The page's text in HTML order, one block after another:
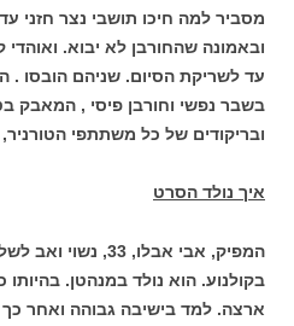
מסביר למה חיכו תושבי נצר חזני
ובאמונה שהחורבן לא יבוא. ואוהדי
עד לשריקת הסיום. שניהם הובסו .
בשבר נפשי וחורבן פיסי , המאבק
ובריקודים של כל משתתפי
איך נולד הסרט
המפיק, אבי אבלו,
ארצה. למד בישיבה גבוהה ואחר